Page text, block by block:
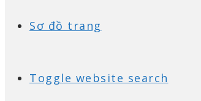
Sơ đồ trang
Toggle website search